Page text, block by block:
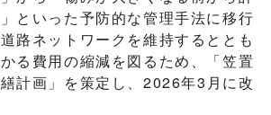
といった予防的な管理手法に移行
路ネットワークを維持するととも
る費用の縮減を図るため、「笠置
計画」を策定し、2026年3月に改